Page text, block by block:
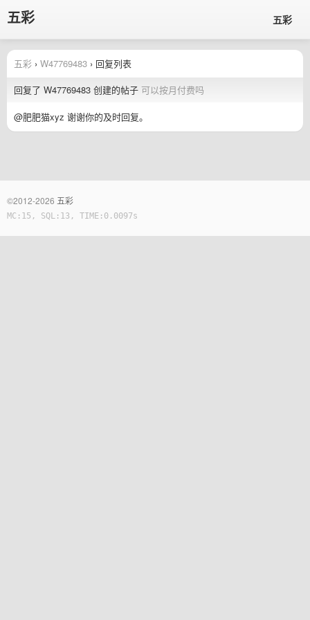
五彩 五彩
五彩 › W47769483 › 回复列表
回复了 W47769483 创建的帖子 可以按月付费吗
@肥肥猫xyz 谢谢你的及时回复。
©2012-2026 五彩
MC:15, SQL:13, TIME:0.0097s